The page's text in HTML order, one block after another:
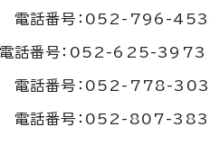
電話番号：052-796-
話番号：052-625-3973
電話番号：052-778-
電話番号：052-807-